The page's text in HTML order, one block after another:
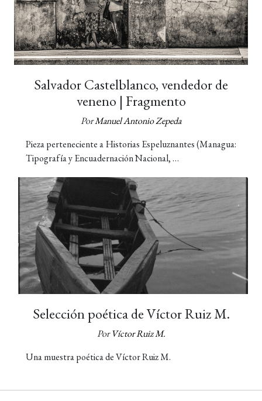
Salvador Castelblanco, vendedor de
veneno | Fragmento
PorManuel Antonio Zepeda
Pieza perteneciente a Historias Espeluznantes (Managua:
Tipografía y Encuadernación Nacional, …
Selección poética de Víctor Ruiz M.
PorVíctor Ruiz M.
Una muestra poética de Víctor Ruiz M.